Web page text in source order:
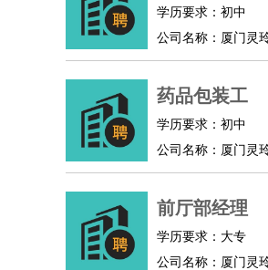
学历要求：初中
公司名称：厦门灵
药品包装工
学历要求：初中
公司名称：厦门灵
前厅部经理
学历要求：大专
公司名称：厦门灵